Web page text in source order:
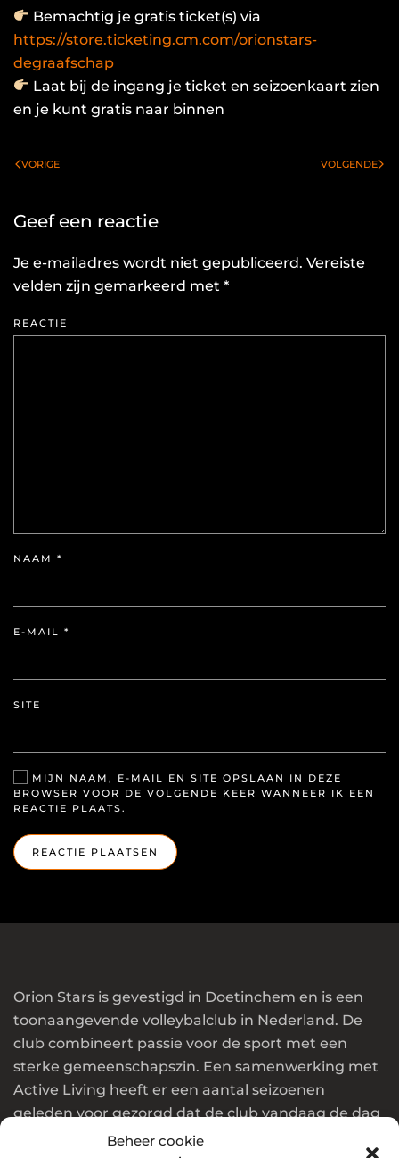
Beheer cookie
Bemachtig je gratis ticket(s) via
https://store.ticketing.cm.com/orionstars-
degraafschap
Laat bij de ingang je ticket en seizoenkaart zien
en je kunt gratis naar binnen
VORIGE VOLGENDE
Geef een reactie
Je e-mailadres wordt niet gepubliceerd. Vereiste
velden zijn gemarkeerd met *
REACTIE
NAAM *
E-MAIL *
SITE
MIJN NAAM, E-MAIL EN SITE OPSLAAN IN DEZE
BROWSER VOOR DE VOLGENDE KEER WANNEER IK EEN
REACTIE PLAATS.
REACTIE PLAATSEN
Orion Stars is gevestigd in Doetinchem en is een
toonaangevende volleybalclub in Nederland. De
club combineert passie voor de sport met een
sterke gemeenschapszin. Een samenwerking met
Active Living heeft er een aantal seizoenen
geleden voor gezorgd dat de club vandaag de dag
in de top van Nederland en Europa speelt.